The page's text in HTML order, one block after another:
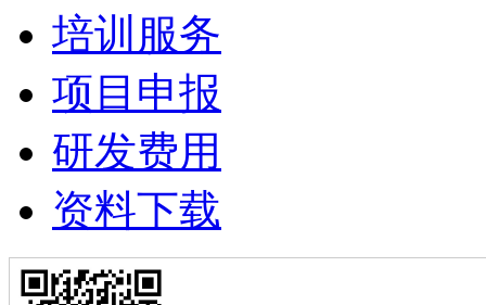
培训服务
项目申报
研发费用
资料下载